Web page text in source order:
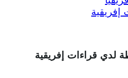
إفريقية
لدي قراءات إفريقية